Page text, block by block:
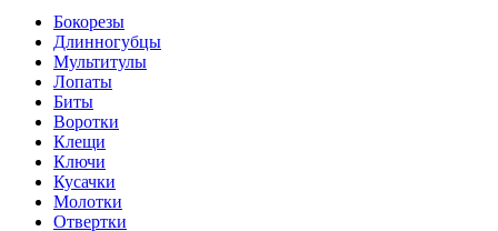
Бокорезы
Длинногубцы
Мультитулы
Лопаты
Биты
Воротки
Клещи
Ключи
Кусачки
Молотки
Отвертки